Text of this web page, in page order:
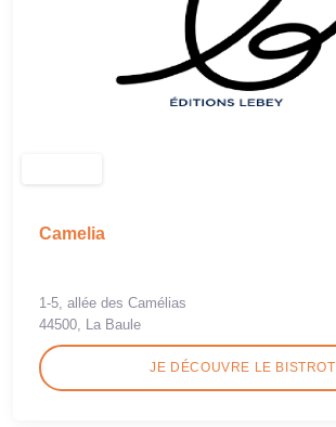
Camelia
1-5, allée des Camélias
44500, La Baule
JE DÉCOUVRE LE BISTROT